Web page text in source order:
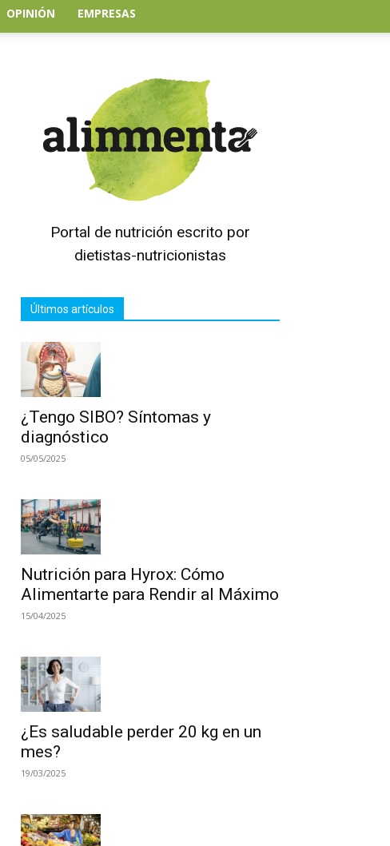
OPINIÓN EMPRESAS
Portal de nutrición escrito por
dietistas-nutricionistas
Últimos artículos
¿Tengo SIBO? Síntomas y
diagnóstico
05/05/2025
Nutrición para Hyrox: Cómo
Alimentarte para Rendir al Máximo
15/04/2025
¿Es saludable perder 20 kg en un
mes?
19/03/2025